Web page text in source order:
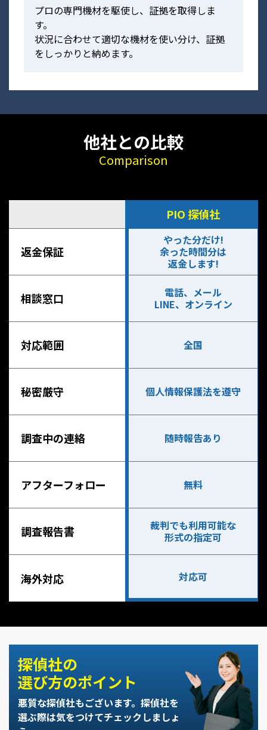
プロの専門機材を駆使し、証拠を取得しま
す。
状況に合わせて適切な機材を使い分け、証拠
をしっかりと納めます。
他社との比較
Comparison
PIO 探偵社
返金保証
やった分だけ!
余った時間分は
返金します!
相談窓口
電話、メール
LINE、オンライン
対応範囲 全国
秘密厳守 個人情報保護法を遵守
調査中の連絡 随時報告あり
アフターフォロー 無料
調査報告書
裁判でも利用可能な
形式の指定可
海外対応 対応可
探偵社の
選び方のポイント
悪質な探偵社もございます。 探偵社を
選ぶ際は気をつけてチェックしましょ